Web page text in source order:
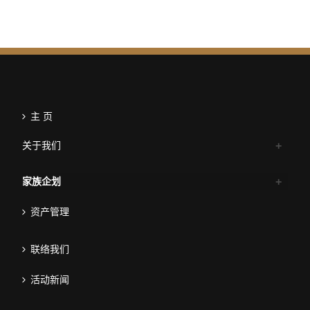
主 页
关于我们
家族企划
资产管理
联络我们
活动新闻